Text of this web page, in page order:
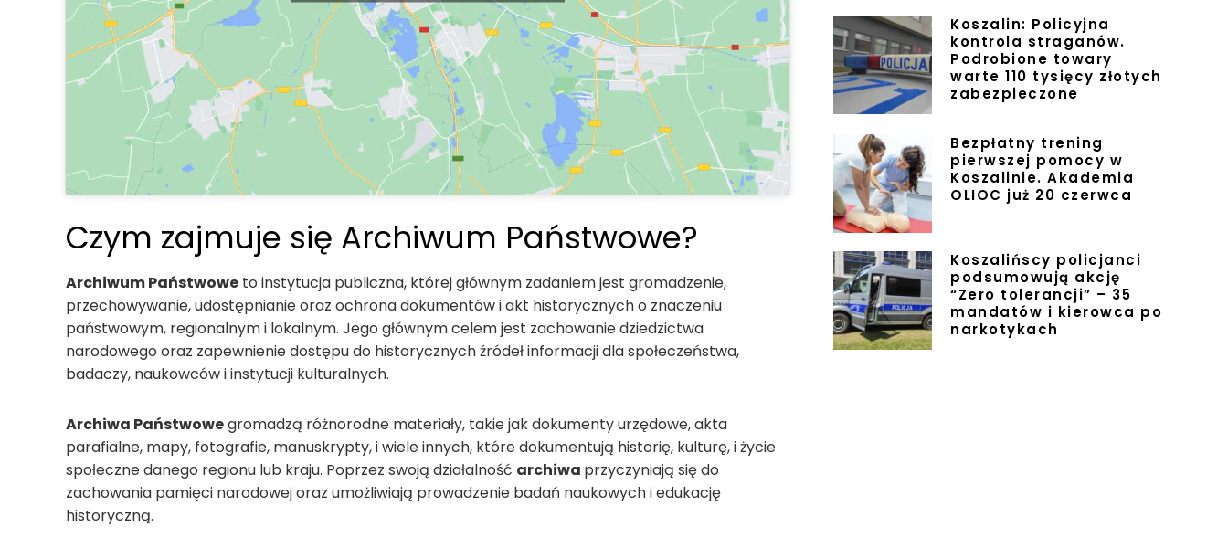
Czym zajmuje się Archiwum Państwowe?
Archiwum Państwowe to instytucja publiczna, której głównym zadaniem jest gromadzenie,
przechowywanie, udostępnianie oraz ochrona dokumentów i akt historycznych o znaczeniu
państwowym, regionalnym i lokalnym. Jego głównym celem jest zachowanie dziedzictwa
narodowego oraz zapewnienie dostępu do historycznych źródeł informacji dla społeczeństwa,
badaczy, naukowców i instytucji kulturalnych.
Archiwa Państwowegromadzą różnorodne materiały, takie jak dokumenty urzędowe, akta
parafialne, mapy, fotografie, manuskrypty, i wiele innych, które dokumentują historię, kulturę, i życie
społeczne danego regionu lub kraju. Poprzez swoją działalność archiwa przyczyniają się do
zachowania pamięci narodowej oraz umożliwiają prowadzenie badań naukowych i edukację
historyczną.
Koszalin: Policyjna
kontrola straganów.
Podrobione towary
warte 110 tysięcy złotych
zabezpieczone
Bezpłatny trening
pierwszej pomocy w
Koszalinie. Akademia
OLIOC już 20 czerwca
Koszalińscy policjanci
podsumowują akcję
“Zero tolerancji” – 35
mandatów i kierowca po
narkotykach